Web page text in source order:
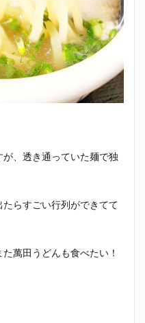
、透き通っていた麺で独
らすごい行列ができてて
萬田うどんも食べたい！